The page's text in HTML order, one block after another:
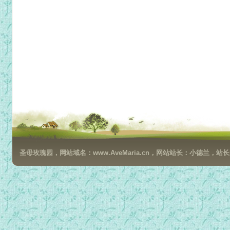
圣母玫瑰园，网站域名：www.AveMaria.cn，网站站长：小德兰，